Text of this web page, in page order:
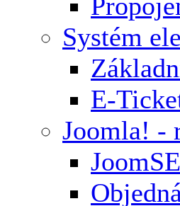
Systém
E-
Joomla! -